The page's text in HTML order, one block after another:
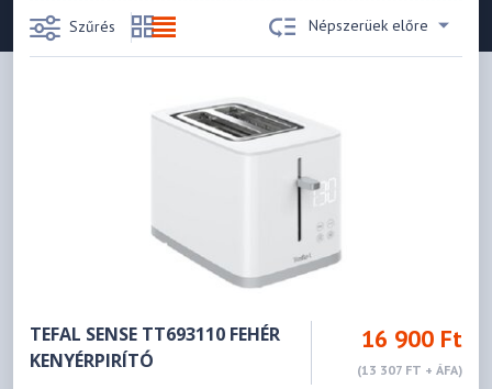
Szűrés Népszerüek előre
TEFAL SENSE TT693110 FEHÉR
KENYÉRPIRÍTÓ
16 900 Ft
(13 307 FT + ÁFA)